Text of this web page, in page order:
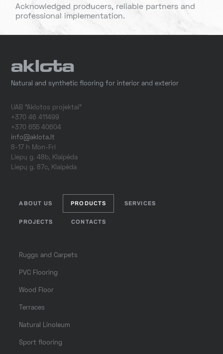
Acknowledged producers, reliable partners and
professional implementation.
Natural and synthetic flooring for interior and exterior
UAB "Aklotos projektai"
+370 46 411499
+370 655 40604
info@aklota.lt
8-17 h Mon-Fri
Liepų g. 48b, Klaipėda
Liepų g. 87c, Klaipėda
ABOUT US PRODUCTS SERVICES
PROJECTS CONTACTS
Ruggs and Carpets
PVC Flooring
Wood Floor
Terraces
Natural Linoleum
Sport flooring